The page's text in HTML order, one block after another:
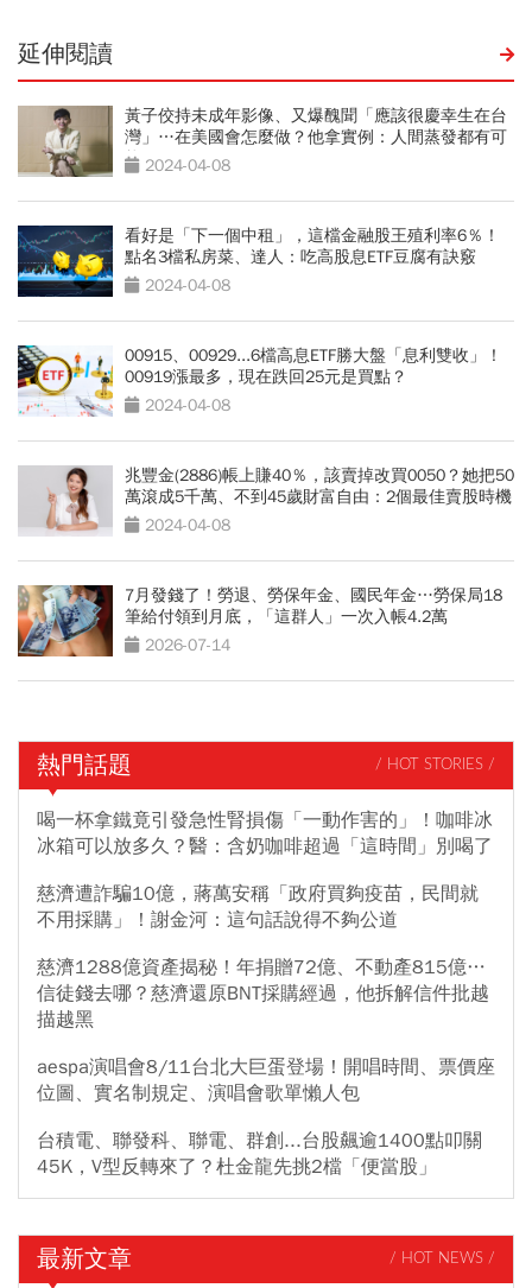
延伸閱讀
黃子佼持未成年影像、又爆醜聞「應該很慶幸生在台
灣」…在美國會怎麼做？他拿實例：人間蒸發都有可
能 2024-04-08
看好是「下一個中租」，這檔金融股王殖利率6％！
點名3檔私房菜、達人：吃高股息ETF豆腐有訣竅
2024-04-08
00915、00929...6檔高息ETF勝大盤「息利雙收」！
00919漲最多，現在跌回25元是買點？
2024-04-08
兆豐金(2886)帳上賺40％，該賣掉改買0050？她把50
萬滾成5千萬、不到45歲財富自由：2個最佳賣股時機
2024-04-08
7月發錢了！勞退、勞保年金、國民年金…勞保局18
筆給付領到月底，「這群人」一次入帳4.2萬
2026-07-14
熱門話題 / HOT STORIES /
喝一杯拿鐵竟引發急性腎損傷「一動作害的」！咖啡冰
冰箱可以放多久？醫：含奶咖啡超過「這時間」別喝了
慈濟遭詐騙10億，蔣萬安稱「政府買夠疫苗，民間就
不用採購」！謝金河：這句話說得不夠公道
慈濟1288億資產揭秘！年捐贈72億、不動產815億…
信徒錢去哪？慈濟還原BNT採購經過，他拆解信件批越
描越黑
aespa演唱會8/11台北大巨蛋登場！開唱時間、票價座
位圖、實名制規定、演唱會歌單懶人包
台積電、聯發科、聯電、群創...台股飆逾1400點叩關
45K，V型反轉來了？杜金龍先挑2檔「便當股」
最新文章 / HOT NEWS /